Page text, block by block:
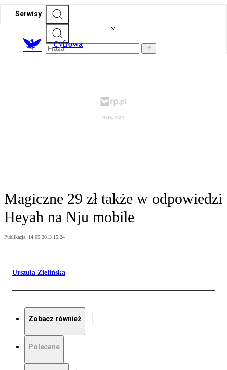
Serwisy
Cyfrowa
Magiczne 29 zł także w odpowiedzi
Heyah na Nju mobile
Publikacja: 14.05.2013 15:24
Urszula Zielińska
Zobacz również
Polecane